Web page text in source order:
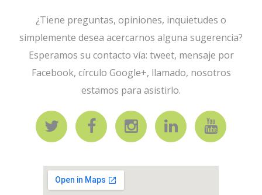
¿Tiene preguntas, opiniones, inquietudes o
simplemente desea acercarnos alguna sugerencia?
Esperamos su contacto vía: tweet, mensaje por
Facebook, círculo Google+, llamado, nosotros
estamos para asistirlo.